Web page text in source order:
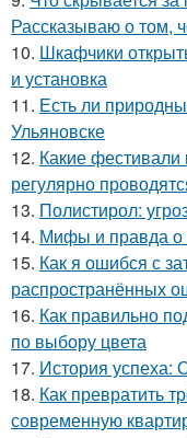
Рассказываю о том,
10. Шкафчики
и установка
11. Есть ли
Ульяновске
12. Какие фестивали
регулярно
13. Полистирол:
14. Мифы и правда о
15. Как я ошибся с
распространённых
16. Как правильно
по выбору цвета
17. История успеха:
18. Как превратить
современную